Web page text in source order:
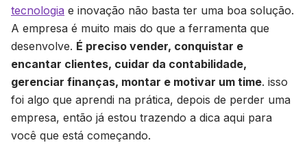
tecnologia e inovação não basta ter uma boa solução.
A empresa é muito mais do que a ferramenta que
desenvolve. É preciso vender, conquistar e
encantar clientes, cuidar da contabilidade,
gerenciar finanças, montar e motivar um time. isso
foi algo que aprendi na prática, depois de perder uma
empresa, então já estou trazendo a dica aqui para
você que está começando.